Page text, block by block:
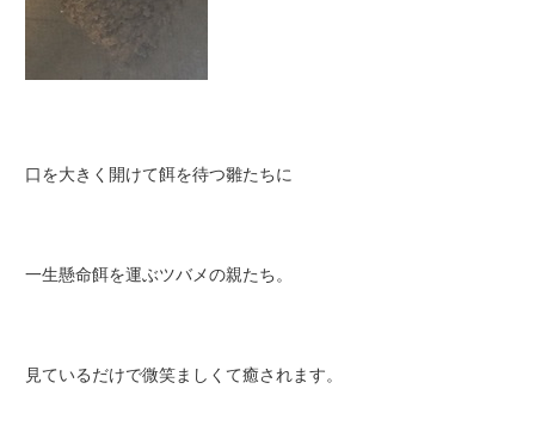
口を大きく開けて餌を待つ雛たちに
一生懸命餌を運ぶツバメの親たち。
見ているだけで微笑ましくて癒されます。